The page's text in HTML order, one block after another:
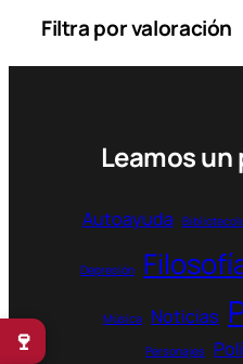
Filtra por valoración
Leamos
Autoayuda
Depresión
Música Noticias
Personajes
🍷